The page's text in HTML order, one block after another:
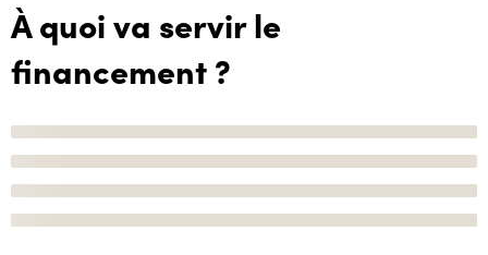
À quoi va servir le
financement ?